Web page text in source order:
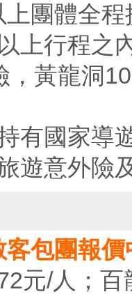
體全程
上行程之
，黃龍洞
有國家導
遊意外險
客包團報
元/人；